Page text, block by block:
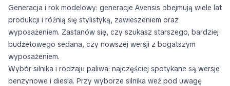
Generacja i rok modelowy: generacje Avensis obejmują wiele lat
produkcji i różnią się stylistyką, zawieszeniem oraz
wyposażeniem. Zastanów się, czy szukasz starszego, bardziej
budżetowego sedana, czy nowszej wersji z bogatszym
wyposażeniem.
Wybór silnika i rodzaju paliwa: najczęściej spotykane są wersje
benzynowe i diesla. Przy wyborze silnika weź pod uwagę